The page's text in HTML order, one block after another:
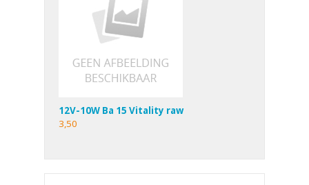
12V-10W Ba 15 Vitality raw
3,50